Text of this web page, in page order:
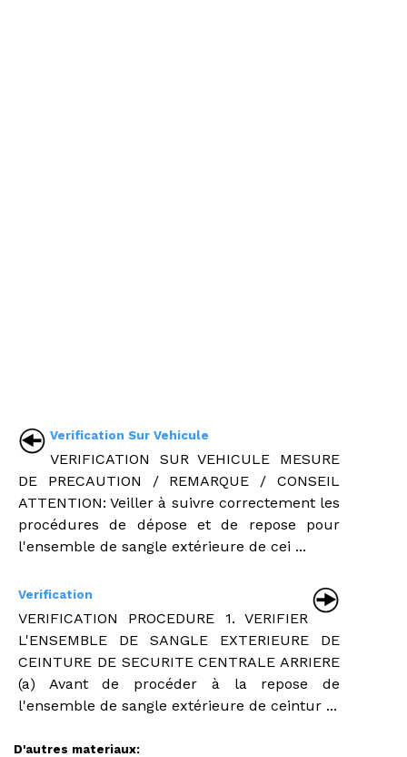
Verification Sur Vehicule
VERIFICATION SUR VEHICULE MESURE
DE PRECAUTION / REMARQUE / CONSEIL
ATTENTION: Veiller à suivre correctement les
procédures de dépose et de repose pour
l'ensemble de sangle extérieure de cei ...
Verification
VERIFICATION PROCEDURE 1. VERIFIER
L'ENSEMBLE DE SANGLE EXTERIEURE DE
CEINTURE DE SECURITE CENTRALE ARRIERE
(a) Avant de procéder à la repose de
l'ensemble de sangle extérieure de ceintur ...
D'autres materiaux: